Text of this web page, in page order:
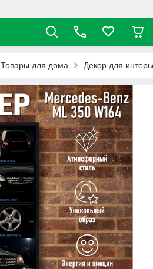
Товары для дома Декор для